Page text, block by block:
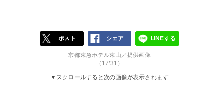
ポスト シェア LINEする
京都東急ホテル東山／提供画像
（17/31）
▼スクロールすると次の画像が表示されます